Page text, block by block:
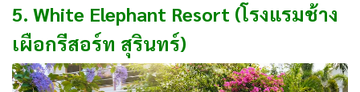
5. White Elephant Resort (โรงแรมช้าง
เผือกรีสอร์ท สุรินทร์)